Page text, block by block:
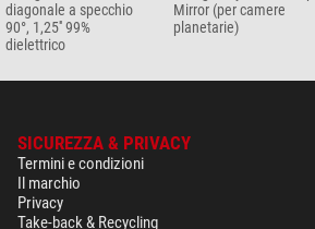
diagonale a specchio
90°, 1,25'' 99%
dielettrico
Mirror (per camere
planetarie)
SICUREZZA & PRIVACY
Termini e condizioni
Il marchio
Privacy
Take-back & Recycling